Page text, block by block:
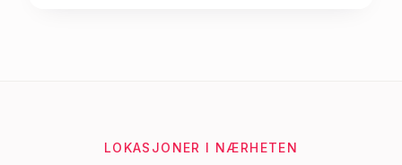
LOKASJONER I NÆRHETEN